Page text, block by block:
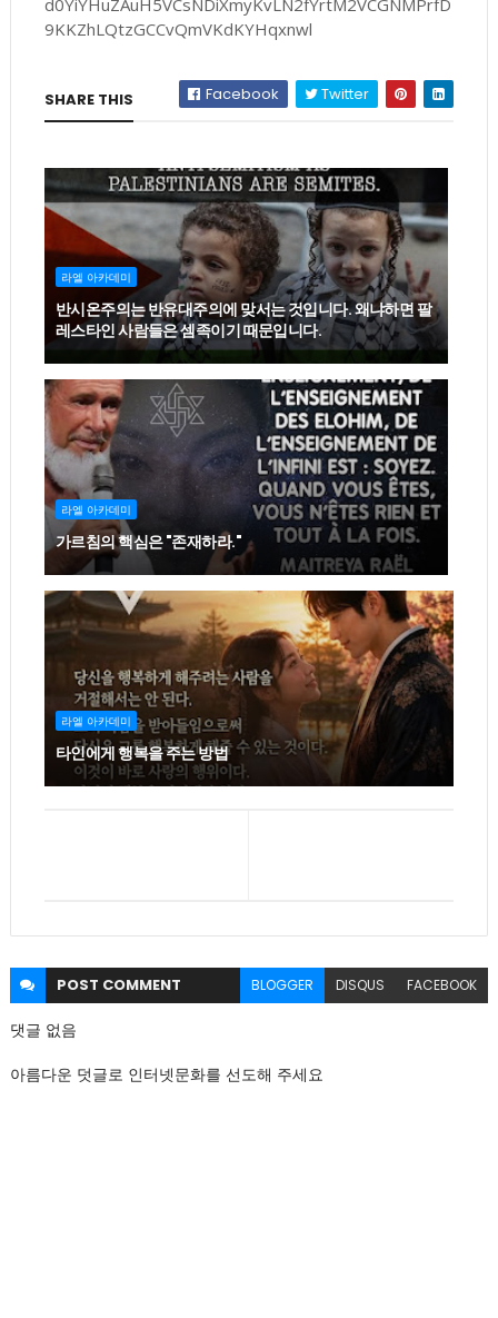
d0YiYHuZAuH5VCsNDiXmyKvLN2fYrtM2VCGNMPrfD
9KKZhLQtzGCCvQmVKdKYHqxnwl
SHARE THIS Facebook Twitter
라엘 아카데미
반시온주의는 반유대주의에 맞서는 것입니다. 왜냐하면 팔
레스타인 사람들은 셈족이기 때문입니다.
라엘 아카데미
가르침의 핵심은 "존재하라."
라엘 아카데미
타인에게 행복을 주는 방법
POST COMMENT BLOGGER DISQUS FACEBOOK
댓글 없음
아름다운 덧글로 인터넷문화를 선도해 주세요